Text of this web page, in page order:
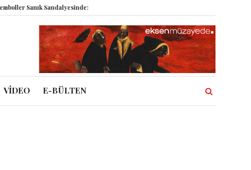
Sanık Sandalyesinde: Epstein vakası kadim tanrıları nasıl komplo kanıtına
VİDEO E-BÜLTEN